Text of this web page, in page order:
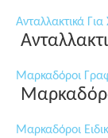
Ανταλλακτικά
Μαρκαδόροι
Μαρκαδόροι